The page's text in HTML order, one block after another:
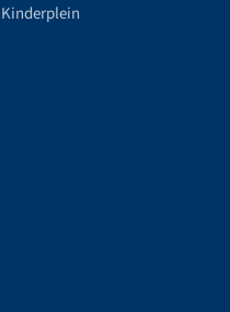
Kinderplein